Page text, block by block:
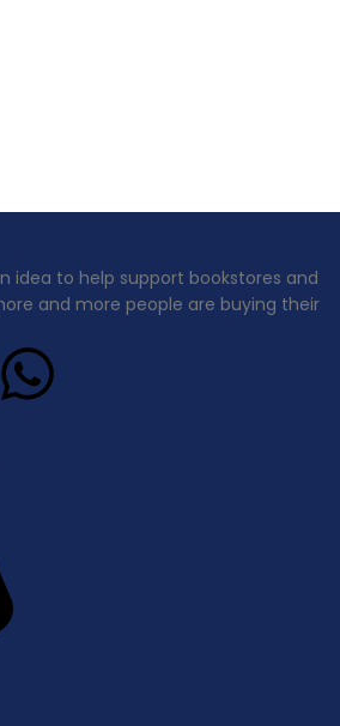
idea to help support bookstores and
and more people are buying their